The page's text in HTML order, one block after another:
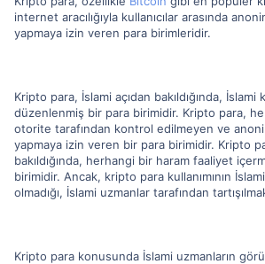
internet aracılığıyla kullanıcılar arasında
yapmaya izin veren para birimleridir.
Kripto para, İslami açıdan bakıldığında, İslami
düzenlenmiş bir para birimidir. Kripto para,
otorite tarafından kontrol edilmeyen ve
yapmaya izin veren bir para birimidir. Kripto
bakıldığında, herhangi bir haram faaliyet
birimidir. Ancak, kripto para kullanımının
olmadığı, İslami uzmanlar tarafından
Kripto para konusunda İslami uzmanların